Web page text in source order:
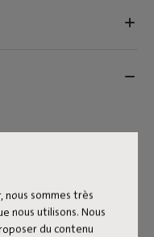
sommes très
nous utilisons. Nous
du contenu